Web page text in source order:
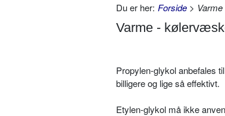
Du er her: Forside >
Varme -
Propylen-glykol anbefales
billigere og lige så effektivt.
Etylen-glykol må ikke